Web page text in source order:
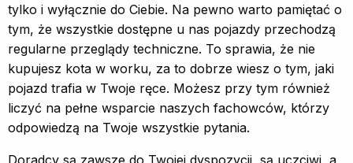
tylko i wyłącznie do Ciebie. Na pewno warto pamiętać o
tym, że wszystkie dostępne u nas pojazdy przechodzą
regularne przeglądy techniczne. To sprawia, że nie
kupujesz kota w worku, za to dobrze wiesz o tym, jaki
pojazd trafia w Twoje ręce. Możesz przy tym również
liczyć na pełne wsparcie naszych fachowców, którzy
odpowiedzą na Twoje wszystkie pytania.
Doradcy są zawsze do Twojej dyspozycji, są uczciwi, a